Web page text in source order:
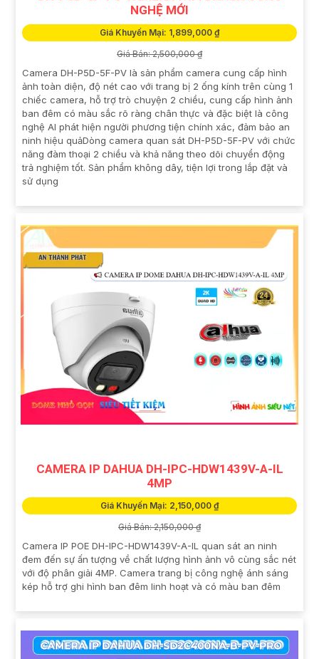
NGHỆ MỚI
Giá Khuyến Mại: 1,899,000 ₫
Giá Bán: 2,500,000 ₫
Camera DH-P5D-5F-PV là sản phẩm camera cung cấp hình
ảnh toàn diện, độ nét cao với trang bị 2 ống kính trên cùng 1
chiếc camera, hỗ trợ trò chuyện 2 chiều, cung cấp hình ảnh
ban đêm có màu sắc rõ ràng chân thực và đặc biệt là công
nghệ AI phát hiện người phương tiện chính xác, đảm bảo an
ninh hiệu quảDòng camera quan sát DH-P5D-5F-PV với chức
năng đàm thoại 2 chiều và khả năng theo dõi chuyển động
trả nghiệm tốt. Sản phẩm không dây, tiện lợi trong lắp đặt và
sử dụng
CAMERA IP DAHUA DH-IPC-HDW1439V-A-IL
4MP
Giá Khuyến Mại: 2,150,000 ₫
Giá Bán: 2,150,000 ₫
Camera IP POE DH-IPC-HDW1439V-A-IL quan sát an ninh
đem đến sự ấn tượng về chất lượng hình ảnh vô cùng sắc nét
với độ phân giải 4MP. Camera trang bị công nghệ ánh sáng
kép hỗ trợ ghi hình ban đêm linh hoạt và có màu ban đêm